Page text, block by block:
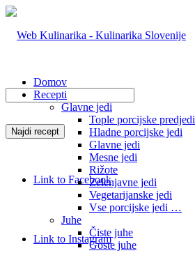
Link to Facebook
Link to Instagram
Domov
Recepti
Glavne jedi
Tople porcijske predjedi
Hladne porcijske jedi
Glavne jedi
Mesne jedi
Rižote
Zelenjavne jedi
Vegetarijanske jedi
Vse porcijske jedi …
Juhe
Čiste juhe
Goste juhe